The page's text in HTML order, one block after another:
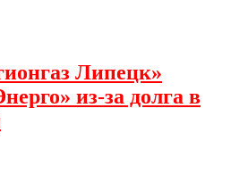
Липецк»
из-за долга в